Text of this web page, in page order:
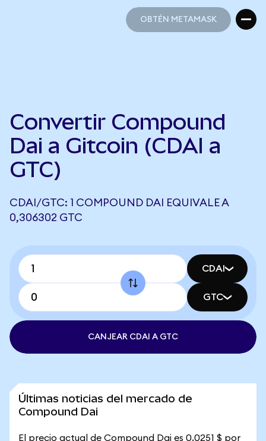
OBTÉN METAMASK
Convertir Compound
Dai a Gitcoin (CDAI a
GTC)
CDAI/GTC: 1 COMPOUND DAI EQUIVALE A
0,306302 GTC
CDAI
GTC
CANJEAR CDAI A GTC
Últimas noticias del mercado de
Compound Dai
El precio actual de Compound Dai es 0,0251 $ por